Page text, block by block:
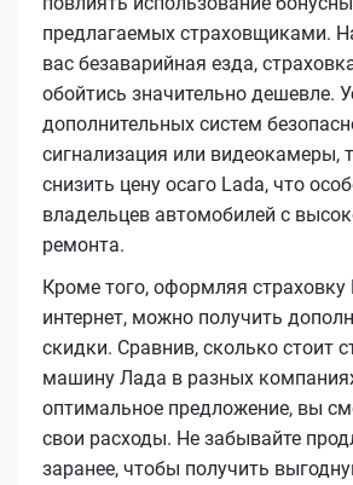
предлагаемых страховщиками.
вас безаварийная езда,
обойтись значительно дешевле.
дополнительных систем
сигнализация или видеокамеры,
снизить цену осаго Lada, что
владельцев автомобилей с
ремонта.
Кроме того, оформляя страховку
интернет, можно получить
скидки. Сравнив, сколько стоит
машину Лада в разных
оптимальное предложение, вы
свои расходы. Не забывайте
заранее, чтобы получить